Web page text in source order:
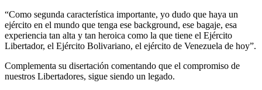
“Como segunda característica importante, yo dudo que haya un
ejército en el mundo que tenga ese background, ese bagaje, esa
experiencia tan alta y tan heroica como la que tiene el Ejército
Libertador, el Ejército Bolivariano, el ejército de Venezuela de hoy”.
Complementa su disertación comentando que el compromiso de
nuestros Libertadores, sigue siendo un legado.